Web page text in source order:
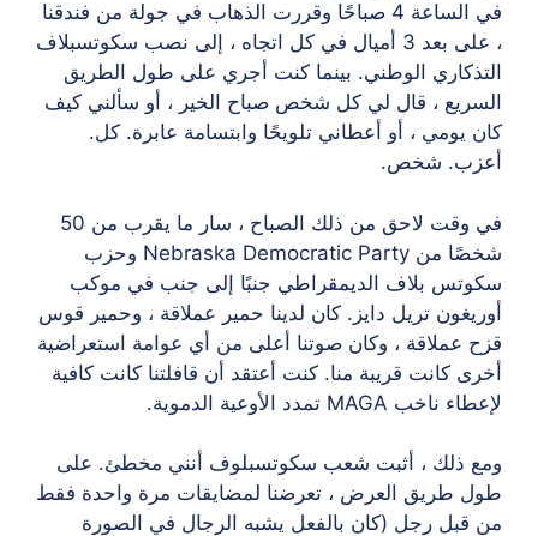
في الساعة 4 صباحًا وقررت الذهاب في جولة من فندقنا
، على بعد 3 أميال في كل اتجاه ، إلى نصب سكوتسبلاف
التذكاري الوطني. بينما كنت أجري على طول الطريق
السريع ، قال لي كل شخص صباح الخير ، أو سألني كيف
كان يومي ، أو أعطاني تلويحًا وابتسامة عابرة. كل.
أعزب. شخص.
في وقت لاحق من ذلك الصباح ، سار ما يقرب من 50
شخصًا من Nebraska Democratic Party وحزب
سكوتس بلاف الديمقراطي جنبًا إلى جنب في موكب
أوريغون تريل دايز. كان لدينا حمير عملاقة ، وحمير قوس
قزح عملاقة ، وكان صوتنا أعلى من أي عوامة استعراضية
أخرى كانت قريبة منا. كنت أعتقد أن قافلتنا كانت كافية
لإعطاء ناخب MAGA تمدد الأوعية الدموية.
ومع ذلك ، أثبت شعب سكوتسبلوف أنني مخطئ. على
طول طريق العرض ، تعرضنا لمضايقات مرة واحدة فقط
من قبل رجل (كان بالفعل يشبه الرجال في الصورة